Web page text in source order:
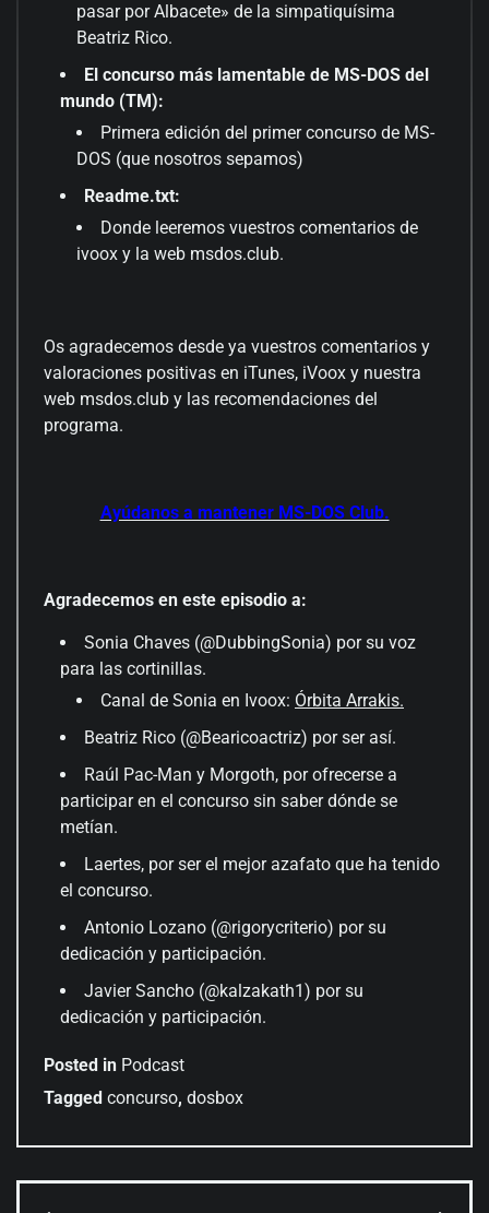
pasar por Albacete» de la simpatiquísima
Beatriz Rico.
El concurso más lamentable de MS-DOS del
mundo (TM):
Primera edición del primer concurso de MS-
DOS (que nosotros sepamos)
Readme.txt:
Donde leeremos vuestros comentarios de
ivoox y la web msdos.club.
Os agradecemos desde ya vuestros comentarios y
valoraciones positivas en iTunes, iVoox y nuestra
web msdos.club y las recomendaciones del
programa.
Ayúdanos a mantener MS-DOS Club.
Agradecemos en este episodio a:
Sonia Chaves (@DubbingSonia) por su voz
para las cortinillas.
Canal de Sonia en Ivoox: Órbita Arrakis.
Beatriz Rico (@Bearicoactriz) por ser así.
Raúl Pac-Man y Morgoth, por ofrecerse a
participar en el concurso sin saber dónde se
metían.
Laertes, por ser el mejor azafato que ha tenido
el concurso.
Antonio Lozano (@rigorycriterio) por su
dedicación y participación.
Javier Sancho (@kalzakath1) por su
dedicación y participación.
Posted in Podcast
Tagged concurso, dosbox